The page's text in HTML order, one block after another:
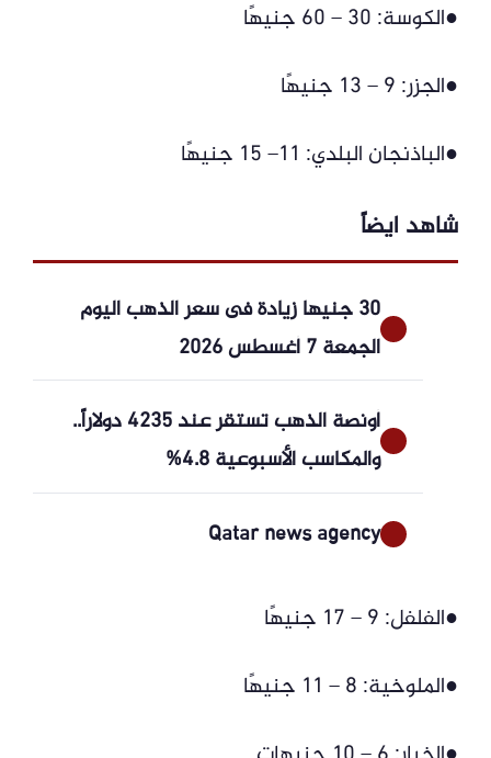
●الكوسة: 30 – 60 جنيهًا
●الجزر: 9 – 13 جنيهًا
●الباذنجان البلدي: 11– 15 جنيهًا
شاهد ايضاً
30 جنيها زيادة فى سعر الذهب اليوم
الجمعة 7 أغسطس 2026
أونصة الذهب تستقر عند 4235 دولاراً..
والمكاسب الأسبوعية 4.8%
Qatar news agency
●الفلفل: 9 – 17 جنيهًا
●الملوخية: 8 – 11 جنيهًا